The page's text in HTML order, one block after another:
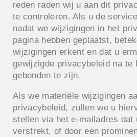
reden raden wij u aan dit
te controleren. Als u de
nadat we wijzigingen in het
pagina hebben geplaatst,
wijzigingen erkent en dat u
gewijzigde privacybeleid na te
gebonden te zijn.
Als we materiële wijzigingen
privacybeleid, zullen we u
stellen via het e-mailadres dat
verstrekt, of door een